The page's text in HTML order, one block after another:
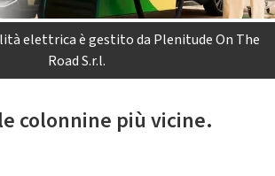
elettrica è gestito da Plenitude On The
Road S.r.l.
colonnine più vicine.